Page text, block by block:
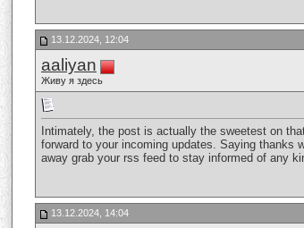
13.12.2024, 12:04
aaliyan
Живу я здесь
Intimately, the post is actually the sweetest on
forward to your incoming updates. Saying thanks
away grab your rss feed to stay informed of any
13.12.2024, 14:04